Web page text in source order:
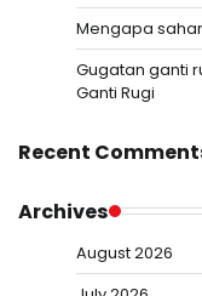
Mengapa
Gugatan ganti
Ganti Rugi
Recent
Archives
August 2026